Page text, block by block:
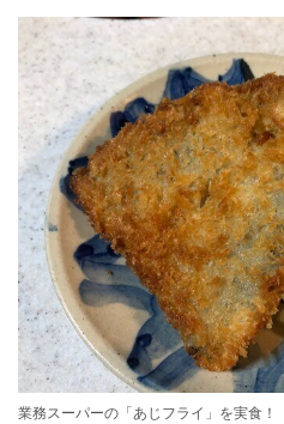
業務スーパーの「あじフライ」を実食！